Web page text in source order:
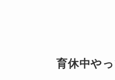
育休中や